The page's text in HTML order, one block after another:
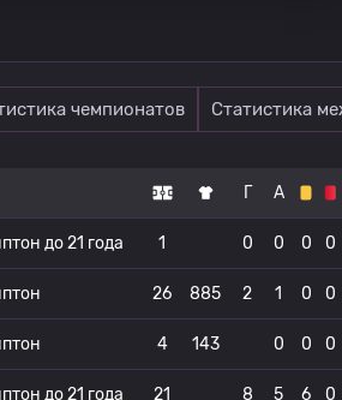
чемпионатов Статистика
Г А
до 21 года 1 0 0 0 0
26 885 2 1 0 0
4 143 0 0 0
до 21 года 21 8 5 6 0